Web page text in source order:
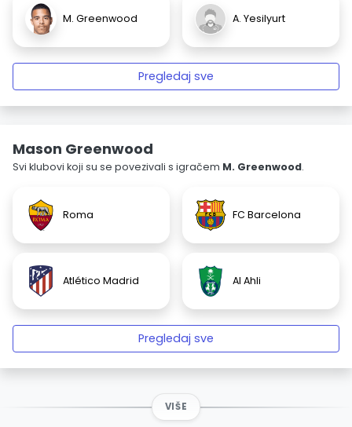
M. Greenwood A. Yesilyurt
Pregledaj sve
Mason Greenwood
Svi klubovi koji su se povezivali s igračem M. Greenwood.
Roma FC Barcelona
Atlético Madrid Al Ahli
Pregledaj sve
VIŠE